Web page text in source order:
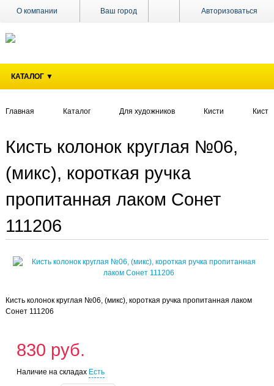
Ваш город Авторизоваться
О компании
Поставщикам
магазины
Акции
Контакты
КАТАЛОГ ▼
Главная Каталог Для художников Кисти
Кисть колонок круглая №06,
(микс), короткая ручка
пропитанная лаком Сонет
111206
Кисть колонок круглая №06, (микс), короткая ручка пропитанная лаком
Сонет 111206
830 руб.
Наличие на складах Есть